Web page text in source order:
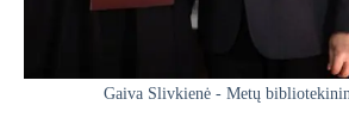
Gaiva Slivkienė - Metų